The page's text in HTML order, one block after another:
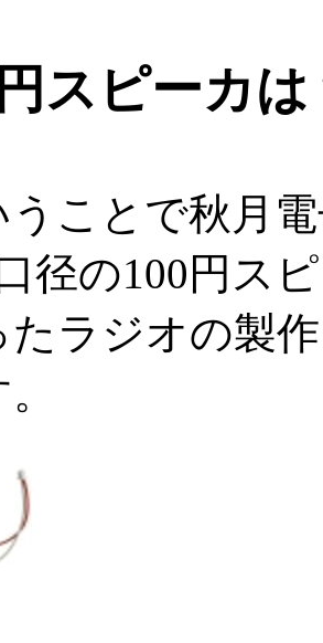
スピーカは
うことで秋月
径の100円ス
たラジオの製